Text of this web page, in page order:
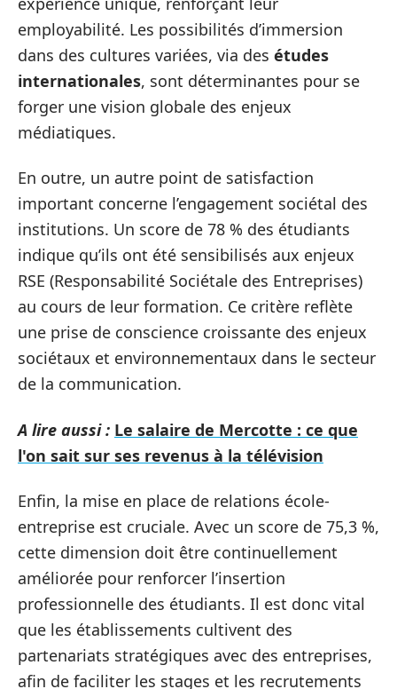
employabilité. Les possibilités d’immersion
dans des cultures variées, via des études
internationales, sont déterminantes pour se
forger une vision globale des enjeux
médiatiques.
En outre, un autre point de satisfaction
important concerne l’engagement sociétal des
institutions. Un score de 78 % des étudiants
indique qu’ils ont été sensibilisés aux enjeux
RSE (Responsabilité Sociétale des Entreprises)
au cours de leur formation. Ce critère reflète
une prise de conscience croissante des enjeux
sociétaux et environnementaux dans le secteur
de la communication.
A lire aussi : Le salaire de Mercotte : ce que
l'on sait sur ses revenus à la télévision
Enfin, la mise en place de relations école-
entreprise est cruciale. Avec un score de 75,3 %,
cette dimension doit être continuellement
améliorée pour renforcer l’insertion
professionnelle des étudiants. Il est donc vital
que les établissements cultivent des
partenariats stratégiques avec des entreprises,
afin de faciliter les stages et les recrutements